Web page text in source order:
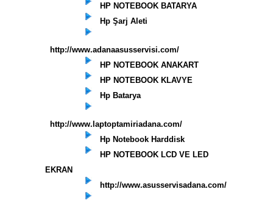
HP NOTEBOOK BATARYA
Hp Şarj Aleti
http://www.adanaasusservisi.com/
HP NOTEBOOK ANAKART
HP NOTEBOOK KLAVYE
Hp Batarya
http://www.laptoptamiriadana.com/
Hp Notebook Harddisk
HP NOTEBOOK LCD VE LED
EKRAN
http://www.asusservisadana.com/